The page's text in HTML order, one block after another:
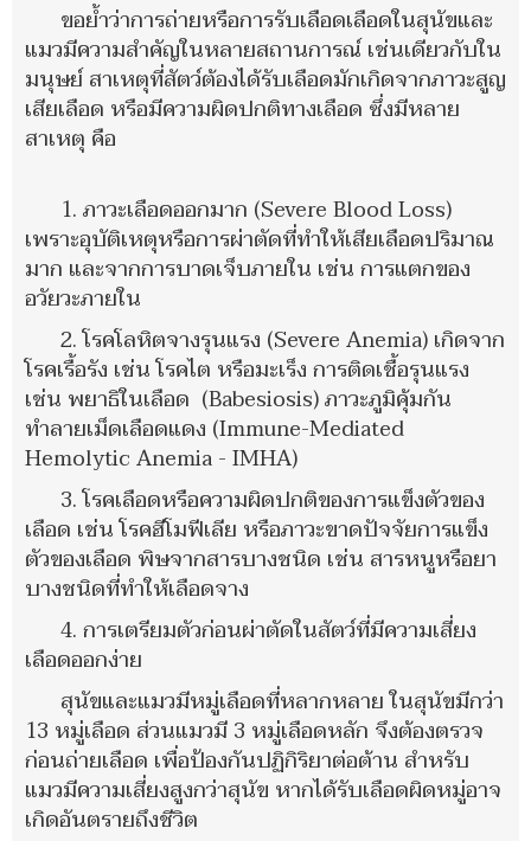
ขอย้ำว่าการถ่ายหรือการรับเลือดเลือดในสุนัขและ
แมวมีความสำคัญในหลายสถานการณ์ เช่นเดียวกับใน
มนุษย์ สาเหตุที่สัตว์ต้องได้รับเลือดมักเกิดจากภาวะสูญ
เสียเลือด หรือมีความผิดปกติทางเลือด ซึ่งมีหลาย
สาเหตุ คือ
1. ภาวะเลือดออกมาก (Severe Blood Loss)
เพราะอุบัติเหตุหรือการผ่าตัดที่ทำให้เสียเลือดปริมาณ
มาก และจากการบาดเจ็บภายใน เช่น การแตกของ
อวัยวะภายใน
2. โรคโลหิตจางรุนแรง (Severe Anemia) เกิดจาก
โรคเรื้อรัง เช่น โรคไต หรือมะเร็ง การติดเชื้อรุนแรง
เช่น พยาธิในเลือด (Babesiosis) ภาวะภูมิคุ้มกัน
ทำลายเม็ดเลือดแดง (Immune-Mediated
Hemolytic Anemia - IMHA)
3. โรคเลือดหรือความผิดปกติของการแข็งตัวของ
เลือด เช่น โรคฮีโมฟีเลีย หรือภาวะขาดปัจจัยการแข็ง
ตัวของเลือด พิษจากสารบางชนิด เช่น สารหนูหรือยา
บางชนิดที่ทำให้เลือดจาง
4. การเตรียมตัวก่อนผ่าตัดในสัตว์ที่มีความเสี่ยง
เลือดออกง่าย
สุนัขและแมวมีหมู่เลือดที่หลากหลาย ในสุนัขมีกว่า
13 หมู่เลือด ส่วนแมวมี 3 หมู่เลือดหลัก จึงต้องตรวจ
ก่อนถ่ายเลือด เพื่อป้องกันปฏิกิริยาต่อต้าน สำหรับ
แมวมีความเสี่ยงสูงกว่าสุนัข หากได้รับเลือดผิดหมู่อาจ
เกิดอันตรายถึงชีวิต